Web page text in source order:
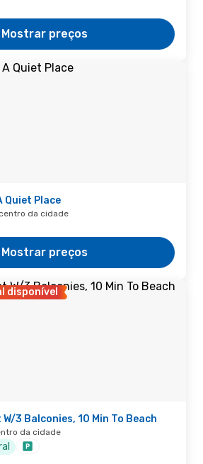
Mostrar preços
Quiet Place
da cidade
Mostrar preços
disponível
3 Balconies, 10 Min To Beach
da cidade